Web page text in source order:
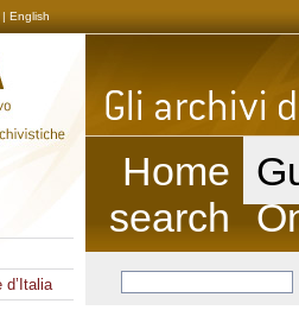
| English
d’Italia
Home
search